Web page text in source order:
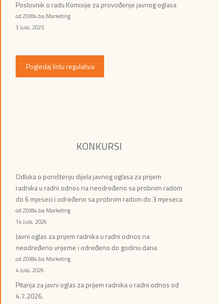
Poslovnik o radu Komisije za provođenje javnog oglasa
od ZOI84.ba Marketing
3 Jula, 2025
Pogledaj listu regulativa
KONKURSI
Odluka o poništenju dijela javnog oglasa za prijem
radnika u radni odnos na neodređeno sa probnim radom
do 6 mjeseci i određeno sa probnim radom do 3 mjeseca
od ZOI84.ba Marketing
14 Jula, 2026
Javni oglas za prijem radnika u radni odnos na
neodređeno vrijeme i određeno do godinu dana
od ZOI84.ba Marketing
4 Jula, 2026
Pitanja za javni oglas za prijem radnika u radni odnos od
4.7.2026.